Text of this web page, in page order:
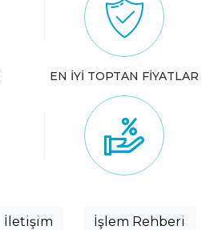
EN İYİ TOPTAN FİYATLAR
İletişim İşlem Rehberi